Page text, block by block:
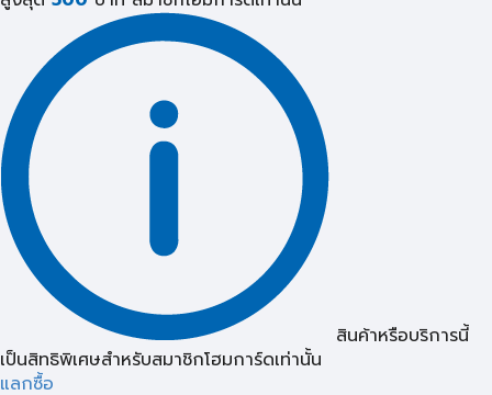
สินค้าหรือบริการนี้
เป็นสิทธิพิเศษสำหรับสมาชิกโฮมการ์ดเท่านั้น
แลกซื้อ